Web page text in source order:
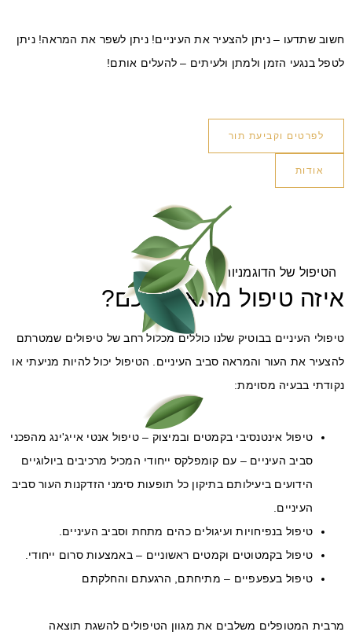
חשוב שתדעו – ניתן להצעיר את העיניים! ניתן לשפר את המראה! ניתן
לטפל בנגעי הזמן ולמתן ולעיתים – להעלים אותם!
לפרטים וקביעת תור
אודות
הטיפול של הדוגמניות
איזה טיפול מתאים לכם?
טיפולי העיניים בבוטיק שלנו כוללים מכלול רחב של טיפולים שמטרתם
להצעיר את העור והמראה סביב העיניים. הטיפול יכול להיות מניעתי או
נקודתי בבעיה מסוימת:
טיפול אינטנסיבי בקמטים ובמיצוק – טיפול אנטי אייג'ינג מהפכני
סביב העיניים – עם קומפלקס ייחודי המכיל מרכיבים ביולוגיים
הידועים ביעילותם בתיקון כל תופעות סימני הזדקנות העור סביב
העיניים.
טיפול בנפיחויות ועיגולים כהים מתחת וסביב העיניים.
טיפול בקמטוטים וקמטים ראשוניים – באמצעות סרום ייחודי.
טיפול בעפעפיים – מתיחתם, הרגעתם והחלקתם
מרבית המטופלים משלבים את מגוון הטיפולים להשגת תוצאה